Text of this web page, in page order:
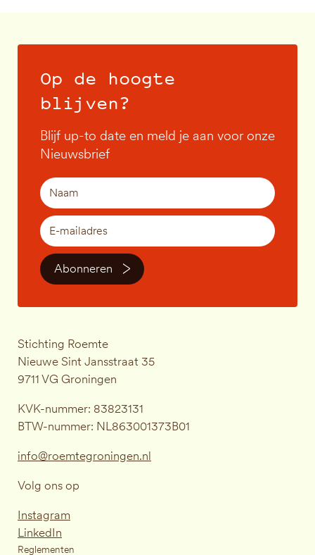
Op de hoogte
blijven?
Blijf up-to date en meld je aan voor onze
Nieuwsbrief
Abonneren
Stichting Roemte
Nieuwe Sint Jansstraat 35
9711 VG Groningen
KVK-nummer: 83823131
BTW-nummer: NL863001373B01
info@roemtegroningen.nl
Volg ons op
Instagram
LinkedIn
Reglementen